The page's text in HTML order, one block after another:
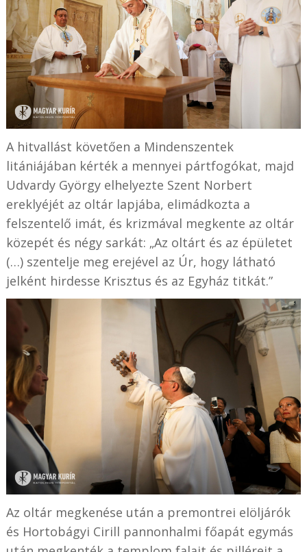
A hitvallást követően a Mindenszentek
litániájában kérték a mennyei pártfogókat, majd
Udvardy György elhelyezte Szent Norbert
ereklyéjét az oltár lapjába, elimádkozta a
felszentelő imát, és krizmával megkente az oltár
közepét és négy sarkát: „Az oltárt és az épületet
(…) szentelje meg erejével az Úr, hogy látható
jelként hirdesse Krisztus és az Egyház titkát.”
Az oltár megkenése után a premontrei elöljárók
és Hortobágyi Cirill pannonhalmi főapát egymás